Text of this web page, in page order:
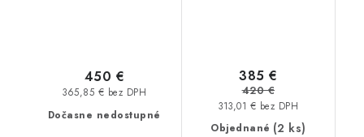
Dočasne nedostupné
365,85 € bez DPH
450 €
Objednané (2 ks)
313,01 € bez DPH
385 €
420 €